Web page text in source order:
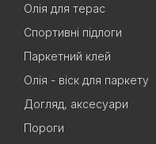
Олія для терас
Спортивні підлоги
Паркетний клей
Олія - віск для паркету
Догляд, аксесуари
Пороги